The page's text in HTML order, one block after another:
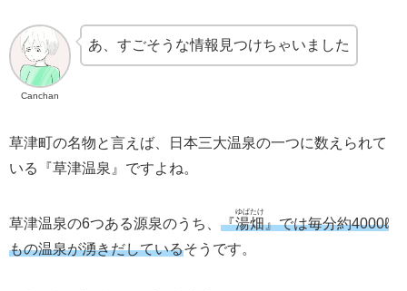
Canchan
あ、すごそうな情報見つけちゃいました
草津町の名物と言えば、日本三大温泉の一つに数えられて
いる『草津温泉』ですよね。
草津温泉の6つある源泉のうち、 『湯畑
ゆばたけ
』では毎分約4000ℓ
もの温泉が湧きだしているそうです。